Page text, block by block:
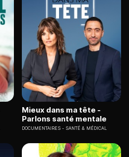
Mieux dans ma tête -
Parlons santé mentale
DOCUMENTAIRES SANTÉ & MÉDICAL